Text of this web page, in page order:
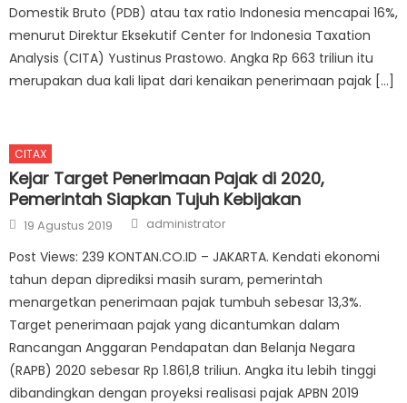
Domestik Bruto (PDB) atau tax ratio Indonesia mencapai 16%,
menurut Direktur Eksekutif Center for Indonesia Taxation
Analysis (CITA) Yustinus Prastowo. Angka Rp 663 triliun itu
merupakan dua kali lipat dari kenaikan penerimaan pajak […]
CITAX
Kejar Target Penerimaan Pajak di 2020,
Pemerintah Siapkan Tujuh Kebijakan
Posted on
19 Agustus 2019 Author
administrator
Post Views: 239 KONTAN.CO.ID – JAKARTA. Kendati ekonomi
tahun depan diprediksi masih suram, pemerintah
menargetkan penerimaan pajak tumbuh sebesar 13,3%.
Target penerimaan pajak yang dicantumkan dalam
Rancangan Anggaran Pendapatan dan Belanja Negara
(RAPB) 2020 sebesar Rp 1.861,8 triliun. Angka itu lebih tinggi
dibandingkan dengan proyeksi realisasi pajak APBN 2019